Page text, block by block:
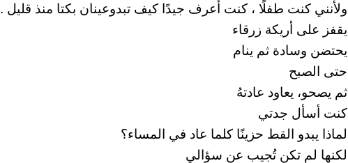
ولأنني كنت طفلًا ، كنت أعرف جيدًا كيف تبدوعينان بكتا منذ قليل .
يقفز على أريكة زرقاء
يحتضن وسادة ثم ينام
حتى الصبح
ثم يصحو، يعاود عادتهُ
كنت أسأل جدتي
لماذا يبدو القط حزينًا كلما عاد في المساء؟
لكنها لم تكن تُجيب عن سؤالي